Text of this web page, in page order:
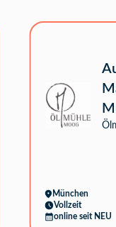
München
Vollzeit
online seit NEU